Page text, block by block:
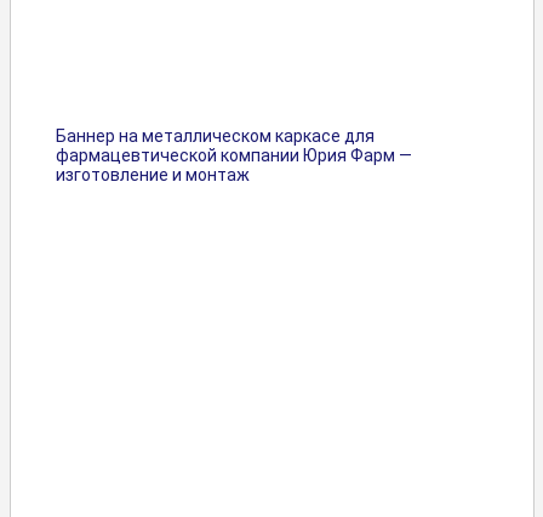
Баннер на металлическом каркасе для
фармацевтической компании Юрия Фарм —
изготовление и монтаж